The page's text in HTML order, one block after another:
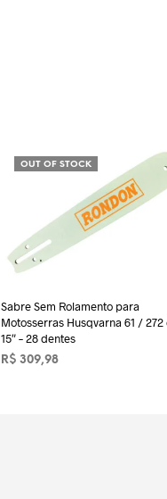
OUT OF STOCK
Sabre Sem Rolamento para
Motosserras Husqvarna 61 / 272
15″ – 28 dentes
R$ 309,98